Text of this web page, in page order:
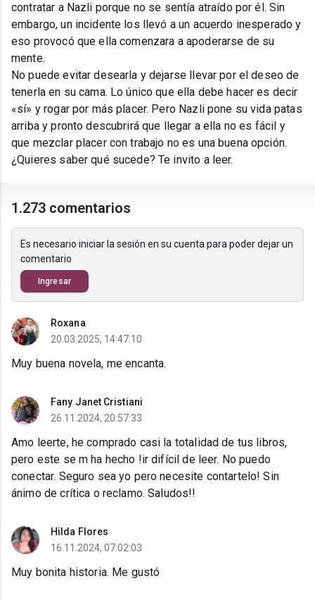
contratar a Nazli porque no se sentía atraído por él. Sin
embargo, un incidente los llevó a un acuerdo inesperado y
eso provocó que ella comenzara a apoderarse de su
mente.
No puede evitar desearla y dejarse llevar por el deseo de
tenerla en su cama. Lo único que ella debe hacer es decir
«sí» y rogar por más placer. Pero Nazli pone su vida patas
arriba y pronto descubrirá que llegar a ella no es fácil y
que mezclar placer con trabajo no es una buena opción.
¿Quieres saber qué sucede? Te invito a leer.
1.273 comentarios
Es necesario iniciar la sesión en su cuenta para poder dejar un
comentario
Ingresar
Roxana
20.03.2025, 14:47:10
Muy buena novela, me encanta.
Fany Janet Cristiani
26.11.2024, 20:57:33
Amo leerte, he comprado casi la totalidad de tus libros,
pero este se m ha hecho !ir difícil de leer. No puedo
conectar. Seguro sea yo pero necesite contartelo! Sin
ánimo de crítica o reclamo. Saludos!!
Hilda Flores
16.11.2024, 07:02:03
Muy bonita historia. Me gustó